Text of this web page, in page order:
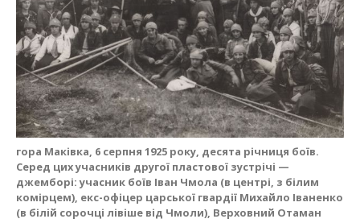
гора Маківка, 6 серпня 1925 року, десята річниця боїв.
Серед цих учасників другої пластової зустрічі —
джемборі: учасник боїв Іван Чмола (в центрі, з білим
комірцем), екс-офіцер царської гвардії Михайло Іваненко
(в білій сорочці лівіше від Чмоли), Верховний Отаман